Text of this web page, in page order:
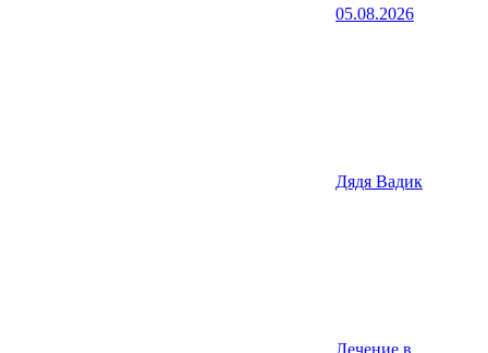
05.08.2026
Дядя Вадик
Лечение в